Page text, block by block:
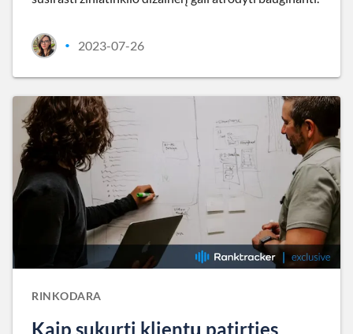
• 2023-07-26
RINKODARA
Kaip sukurti klientų patirties